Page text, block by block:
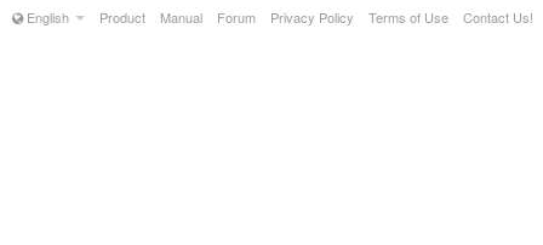
English Product Manual Forum Privacy Policy Terms of Use Contact Us!